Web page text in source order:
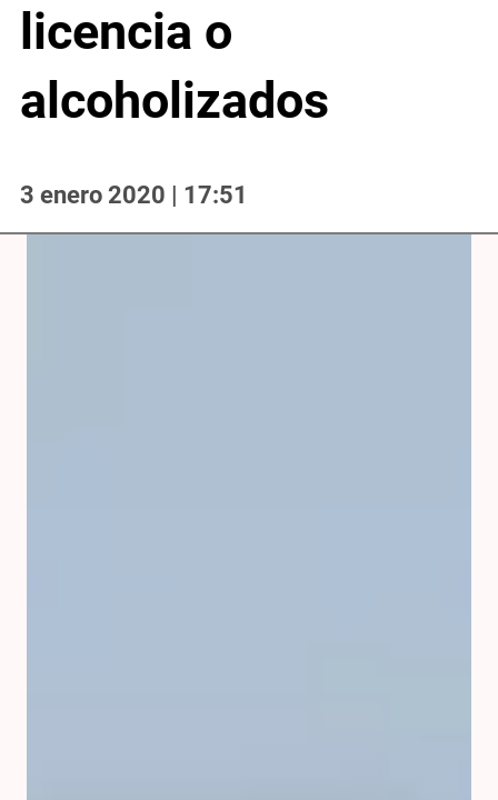
licencia o
alcoholizados
3 enero 2020 | 17:51